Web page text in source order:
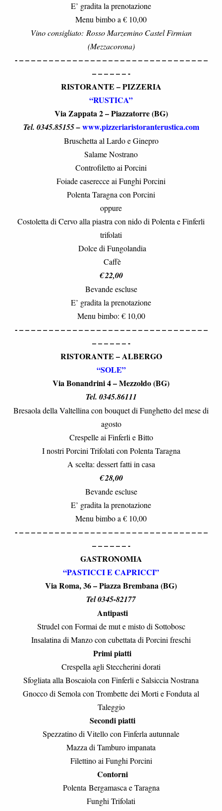
E’ gradita la prenotazione
Menu bimbo a € 10,00
Vino consigliato: Rosso Marzemino Castel Firmian
(Mezzacorona)
- – – – – – – – – – – – – – – – – – – – – – – – – – – – – – – – –
– – – – – – -
RISTORANTE – PIZZERIA
“RUSTICA”
Via Zappata 2 – Piazzatorre (BG)
Tel. 0345.85155 –www.pizzeriaristoranterustica.com
Bruschetta al Lardo e Ginepro
Salame Nostrano
Controfiletto ai Porcini
Foiade caserecce ai Funghi Porcini
Polenta Taragna con Porcini
oppure
Costoletta di Cervo alla piastra con nido di Polenta e Finferli
trifolati
Dolce di Fungolandia
Caffè
€ 22,00
Bevande escluse
E’ gradita la prenotazione
Menu bimbo: € 10,00
- – – – – – – – – – – – – – – – – – – – – – – – – – – – – – – – –
– – – – – – -
RISTORANTE – ALBERGO
“SOLE”
Via Bonandrini 4 – Mezzoldo (BG)
Tel. 0345.86111
Bresaola della Valtellina con bouquet di Funghetto del mese di
agosto
Crespelle ai Finferli e Bitto
I nostri Porcini Trifolati con Polenta Taragna
A scelta: dessert fatti in casa
€ 28,00
Bevande escluse
E’ gradita la prenotazione
Menu bimbo a € 10,00
- – – – – – – – – – – – – – – – – – – – – – – – – – – – – – – – –
– – – – – – -
GASTRONOMIA
“PASTICCI E CAPRICCI”
Via Roma, 36 – Piazza Brembana (BG)
Tel 0345-82177
Antipasti
Strudel con Formai de mut e misto di Sottobosc
Insalatina di Manzo con cubettata di Porcini freschi
Primi piatti
Crespella agli Steccherini dorati
Sfogliata alla Boscaiola con Finferli e Salsiccia Nostrana
Gnocco di Semola con Trombette dei Morti e Fonduta al
Taleggio
Secondi piatti
Spezzatino di Vitello con Finferla autunnale
Mazza di Tamburo impanata
Filettino ai Funghi Porcini
Contorni
Polenta Bergamasca e Taragna
Funghi Trifolati